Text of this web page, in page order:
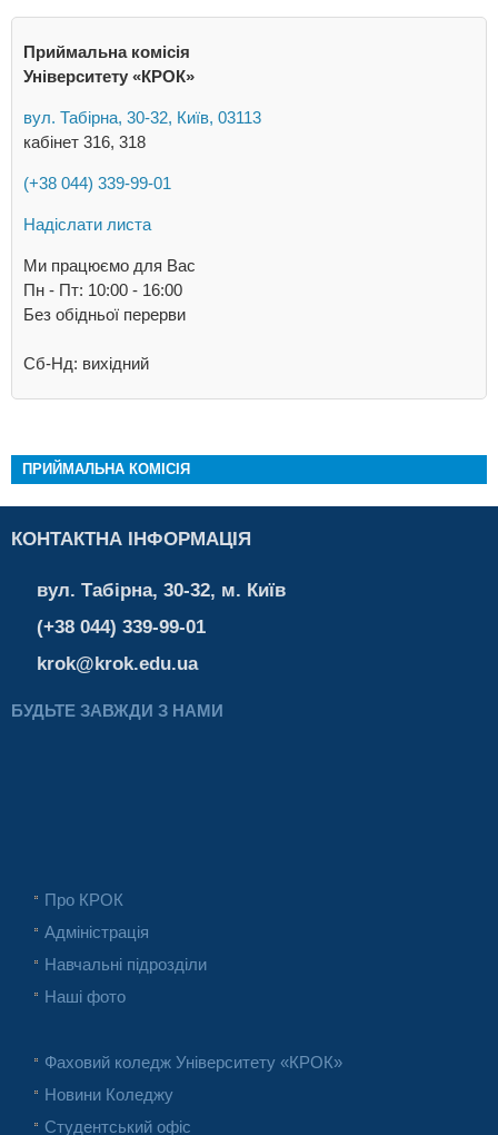
Приймальна комісія
Університету «КРОК»
вул. Табірна, 30-32, Київ, 03113
кабінет 316, 318
(+38 044) 339-99-01
Надіслати листа
Ми працюємо для Вас
Пн - Пт: 10:00 - 16:00
Без обідньої перерви
Сб-Нд: вихідний
ПРИЙМАЛЬНА КОМІСІЯ
КОНТАКТНА ІНФОРМАЦІЯ
вул. Табірна, 30-32, м. Київ
(+38 044) 339-99-01
krok@krok.edu.ua
БУДЬТЕ ЗАВЖДИ З НАМИ
Про КРОК
Адміністрація
Навчальні підрозділи
Наші фото
Фаховий коледж Університету «КРОК»
Новини Коледжу
Студентський офіс